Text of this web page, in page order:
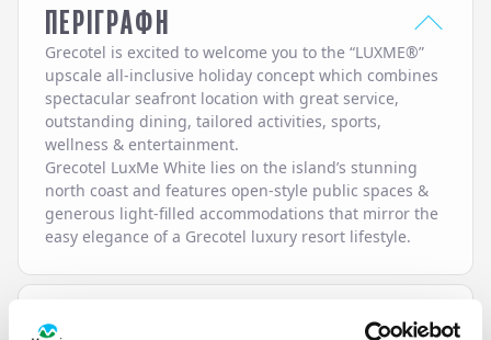
ΠΕΡΙΓΡΑΦΗ
Grecotel is excited to welcome you to the “LUXME®”
upscale all-inclusive holiday concept which combines
spectacular seafront location with great service,
outstanding dining, tailored activities, sports,
wellness & entertainment.
Grecotel LuxMe White lies on the island’s stunning
north coast and features open-style public spaces &
generous light-filled accommodations that mirror the
easy elegance of a Grecotel luxury resort lifestyle.
ΠΑΡΟΧΕΣ